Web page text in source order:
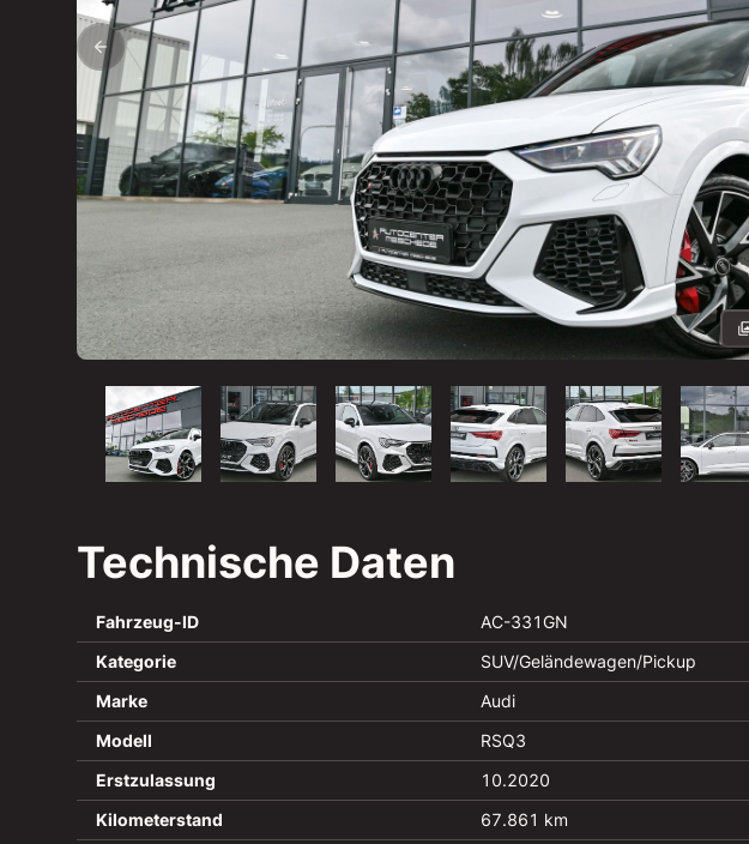
Technische Daten
Fahrzeug-ID
AC-331GN
Kategorie
SUV/Geländewagen/Pickup
Marke
Audi
Modell
RSQ3
Erstzulassung
10.2020
Kilometerstand
67.861 km